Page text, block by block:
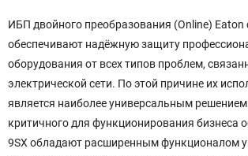
ИБП двойного преобразования (Online) Eaton
обеспечивают надёжную защиту
оборудования от всех типов проблем,
электрической сети. По этой причине их
является наиболее универсальным
критичного для функционирования бизнеса
9SX обладают расширенным функционалом